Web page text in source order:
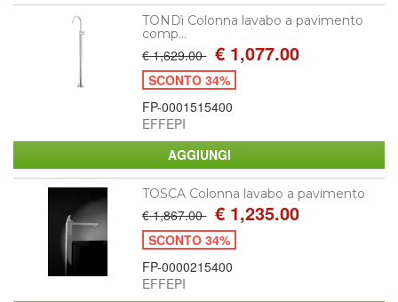
TONDì Colonna lavabo a pavimento
comp...
€ 1,629.00 € 1,077.00
SCONTO 34%
FP-0001515400
EFFEPI
TOSCA Colonna lavabo a pavimento
€ 1,867.00 € 1,235.00
SCONTO 34%
FP-0000215400
EFFEPI